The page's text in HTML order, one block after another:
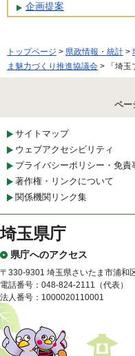
企画提案
トップページ > 県政情報・統計 >
ま魅力づくり推進協議会 > 「埼玉
ペー
サイトマップ
ウェブアクセシビリティ
プライバシーポリシー・免責
著作権・リンクについて
関係機関リンク集
埼玉県庁
県庁へのアクセス
〒330-9301 埼玉県さいたま市浦和
電話番号：048-824-2111（代表）
法人番号：1000020110001